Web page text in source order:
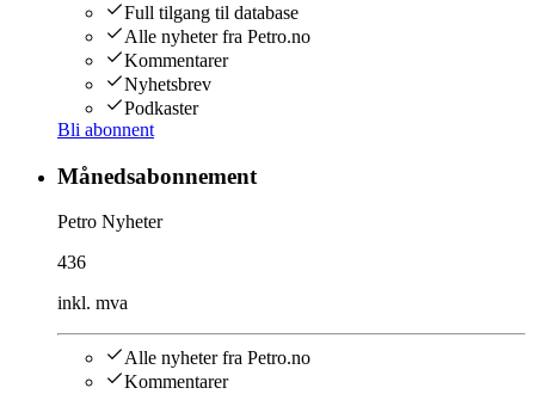
Full tilgang til database
Alle nyheter fra Petro.no
Kommentarer
Nyhetsbrev
Podkaster
Bli abonnent
Månedsabonnement
Petro Nyheter
436
inkl. mva
Alle nyheter fra Petro.no
Kommentarer